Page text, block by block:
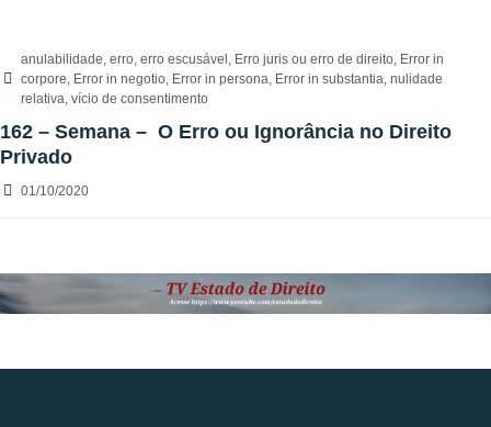
anulabilidade, erro, erro escusável , Erro juris ou erro de direito, Error in
corpore, Error in negotio, Error in persona, Error in substantia, nulidade
relativa, vício de consentimento
162 – Semana – O Erro ou Ignorância no Direito
Privado
01/10/2020